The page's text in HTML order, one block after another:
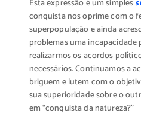
Esta expressão é um simples
conquista nos oprime com o
superpopulação e ainda
problemas uma
realizarmos os acordos
necessários. Continuamos a
briguem e lutem com o
sua superioridade sobre o
em “conquista da natureza?”